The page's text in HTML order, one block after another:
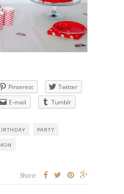
Pinterest
Twitter
E-mail Tumblr
PARTY
Share: